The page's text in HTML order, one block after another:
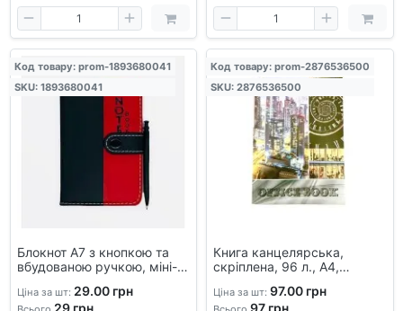
Блокнот А7 з кнопкою та
вбудованою ручкою, міні-
Код товару: prom-1893680041
SKU: 1893680041
Ціна за шт: 29.00 грн
Книга канцелярська,
скріплена, 96 л., А4,
офсет, карта.
Код товару: prom-2876536500
SKU: 2876536500
Ціна за шт: 97.00 грн